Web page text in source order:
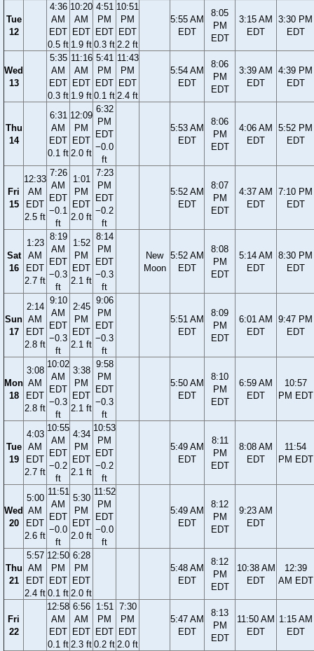
Tue
12
4:36
AM
EDT
0.5 ft
10:20
AM
EDT
1.9 ft
4:51
PM
EDT
0.3 ft
10:51
PM
EDT
2.2 ft
5:55 AM
EDT
8:05
PM
EDT
3:15 AM
EDT
3:30 PM
EDT
Wed
13
5:35
AM
EDT
0.3 ft
11:16
AM
EDT
1.9 ft
5:41
PM
EDT
0.1 ft
11:43
PM
EDT
2.4 ft
5:54 AM
EDT
8:06
PM
EDT
3:39 AM
EDT
4:39 PM
EDT
Thu
14
6:31
AM
EDT
0.1 ft
12:09
PM
EDT
2.0 ft
6:32
PM
EDT
−0.0
ft
5:53 AM
EDT
8:06
PM
EDT
4:06 AM
EDT
5:52 PM
EDT
Fri
15
12:33
AM
EDT
2.5 ft
7:26
AM
EDT
−0.1
ft
1:01
PM
EDT
2.0 ft
7:23
PM
EDT
−0.2
ft
5:52 AM
EDT
8:07
PM
EDT
4:37 AM
EDT
7:10 PM
EDT
Sat
16
1:23
AM
EDT
2.7 ft
8:19
AM
EDT
−0.3
ft
1:52
PM
EDT
2.1 ft
8:14
PM
EDT
−0.3
ft
New
Moon
5:52 AM
EDT
8:08
PM
EDT
5:14 AM
EDT
8:30 PM
EDT
Sun
17
2:14
AM
EDT
2.8 ft
9:10
AM
EDT
−0.3
ft
2:45
PM
EDT
2.1 ft
9:06
PM
EDT
−0.3
ft
5:51 AM
EDT
8:09
PM
EDT
6:01 AM
EDT
9:47 PM
EDT
Mon
18
3:08
AM
EDT
2.8 ft
10:02
AM
EDT
−0.3
ft
3:38
PM
EDT
2.1 ft
9:58
PM
EDT
−0.3
ft
5:50 AM
EDT
8:10
PM
EDT
6:59 AM
EDT
10:57
PM EDT
Tue
19
4:03
AM
EDT
2.7 ft
10:55
AM
EDT
−0.2
ft
4:34
PM
EDT
2.1 ft
10:53
PM
EDT
−0.2
ft
5:49 AM
EDT
8:11
PM
EDT
8:08 AM
EDT
11:54
PM EDT
Wed
20
5:00
AM
EDT
2.6 ft
11:51
AM
EDT
−0.0
ft
5:30
PM
EDT
2.0 ft
11:52
PM
EDT
−0.0
ft
5:49 AM
EDT
8:12
PM
EDT
9:23 AM
EDT
Thu
21
5:57
AM
EDT
2.4 ft
12:50
PM
EDT
0.1 ft
6:28
PM
EDT
2.0 ft
5:48 AM
EDT
8:12
PM
EDT
10:38 AM
EDT
12:39
AM EDT
Fri
22
12:58
AM
EDT
0.1 ft
6:56
AM
EDT
2.3 ft
1:51
PM
EDT
0.2 ft
7:30
PM
EDT
2.0 ft
5:47 AM
EDT
8:13
PM
EDT
11:50 AM
EDT
1:15 AM
EDT